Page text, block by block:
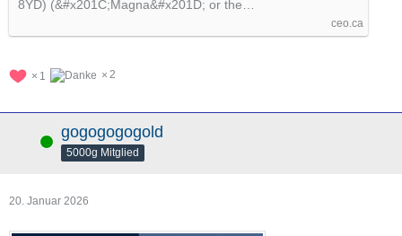
8YD) (&#x201C;Magna&#x201D; or the…
ceo.ca
1 2
Online gogogogogold
5000g Mitglied
20. Januar 2026